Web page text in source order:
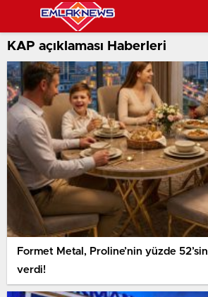
KAP açıklaması Haberleri
Formet Metal, Proline’nin yüzde
verdi!